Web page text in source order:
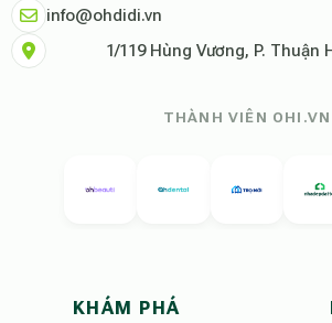
info@ohdidi.vn
1/119 Hùng Vương, P. Thuận
THÀNH VIÊN OHI.VN
KHÁM PHÁ